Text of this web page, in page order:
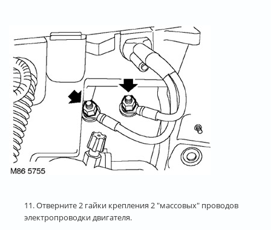
11. Отверните 2 гайки крепления 2 "массовых" проводов
электропроводки двигателя.